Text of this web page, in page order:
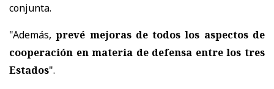
conjunta.
"Además,prevé mejoras de todos los aspectos de
cooperación en materia de defensa entre los tres
Estados".